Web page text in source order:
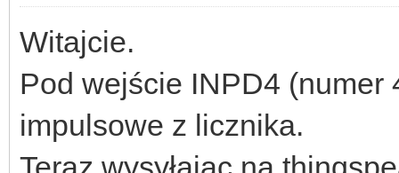
Witajcie.
Pod wejście INPD4 (numer
impulsowe z licznika.